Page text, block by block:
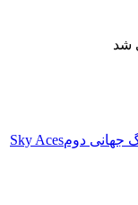
دومSky Aces